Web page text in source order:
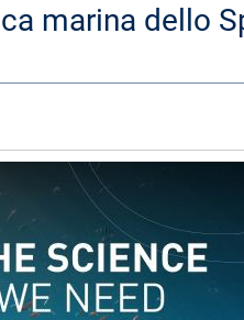
marina dello